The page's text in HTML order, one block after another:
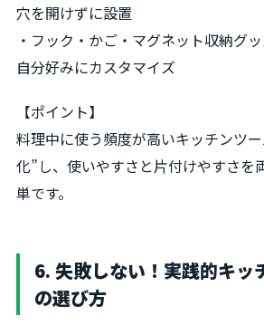
穴を開けずに設置
・フック・かご・マグネット収納グ
自分好みにカスタマイズ
【ポイント】
料理中に使う頻度が高いキッチンツ
化”し、使いやすさと片付けやすさを
単です。
6. 失敗しない！実践的キッ
の選び方